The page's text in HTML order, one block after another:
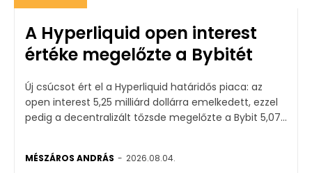
A Hyperliquid open interest
értéke megelőzte a Bybitét
Új csúcsot ért el a Hyperliquid határidős piaca: az
open interest 5,25 milliárd dollárra emelkedett, ezzel
pedig a decentralizált tőzsde megelőzte a Bybit 5,07...
MÉSZÁROS ANDRÁS - 2026.08.04.